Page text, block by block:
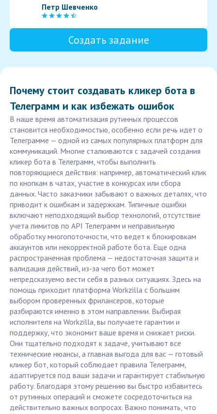
Петр Шевченко
Создать задание
Почему стоит создавать кликер бота в
Телеграмм и как избежать ошибок
В наше время автоматизация рутинных процессов
становится необходимостью, особенно если речь идет о
Телеграмме — одной из самых популярных платформ для
коммуникаций. Многие сталкиваются с задачей создания
кликер бота в Телеграмм, чтобы выполнить
повторяющиеся действия: например, автоматический клик
по кнопкам в чатах, участие в конкурсах или сбора
данных. Часто заказчики забывают о важных деталях, что
приводит к ошибкам и задержкам. Типичные ошибки
включают неподходящий выбор технологий, отсутствие
учета лимитов по API Телеграмм и неправильную
обработку многопоточности, что ведет к блокировкам
аккаунтов или некорректной работе бота. Еще одна
распространенная проблема — недостаточная защита и
валидация действий, из-за чего бот может
непредсказуемо вести себя в разных ситуациях. Здесь на
помощь приходит платформа Workzilla с большим
выбором проверенных фрилансеров, которые
разбираются именно в этом направлении. Выбирая
исполнителя на Workzilla, вы получаете гарантии и
поддержку, что экономит ваше время и снижает риски.
Они тщательно подходят к задаче, учитывают все
технические нюансы, а главная выгода для вас — готовый
кликер бот, который соблюдает правила Телеграмм,
адаптируется под ваши задачи и гарантирует стабильную
работу. Благодаря этому решению вы быстро избавитесь
от рутинных операций и сможете сосредоточиться на
действительно важных вопросах. Важно понимать, что